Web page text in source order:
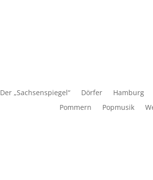
Der „Sachsenspiegel“ Dörfer Hamburg
Pommern
Popmusik